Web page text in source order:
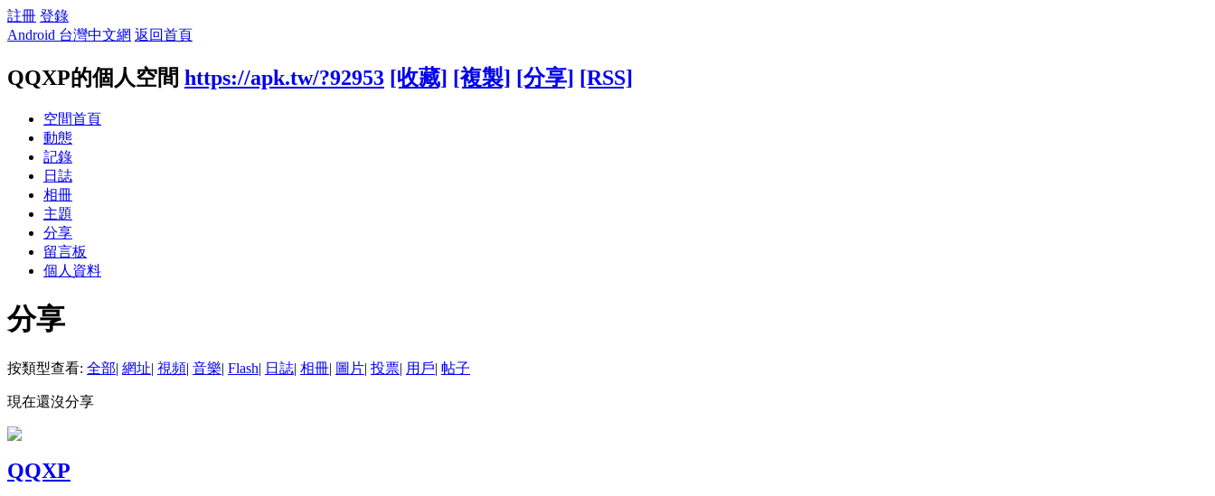
註冊 登錄
Android 台灣中文網 返回首頁
QQXP的個人空間 https://apk.tw/?92953 [收藏] [複製] [分享] [RSS]
空間首頁
動態
記錄
日誌
相冊
主題
分享
留言板
個人資料
分享
按類型查看: 全部| 網址| 視頻| 音樂| Flash| 日誌| 相冊| 圖片| 投票| 用戶| 帖子
現在還沒分享
QQXP